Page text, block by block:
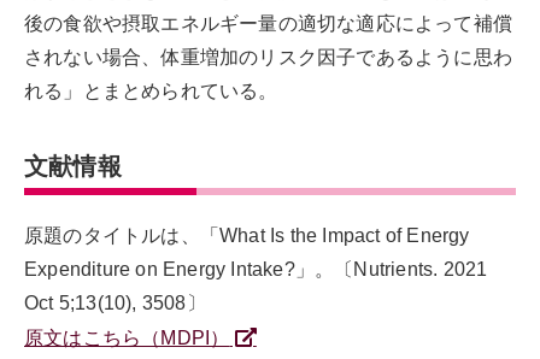
後の食欲や摂取エネルギー量の適切な適応によって補償
されない場合、体重増加のリスク因子であるように思わ
れる」とまとめられている。
文献情報
原題のタイトルは、「What Is the Impact of Energy
Expenditure on Energy Intake?」。〔Nutrients. 2021
Oct 5;13(10), 3508〕
原文はこちら（MDPI）